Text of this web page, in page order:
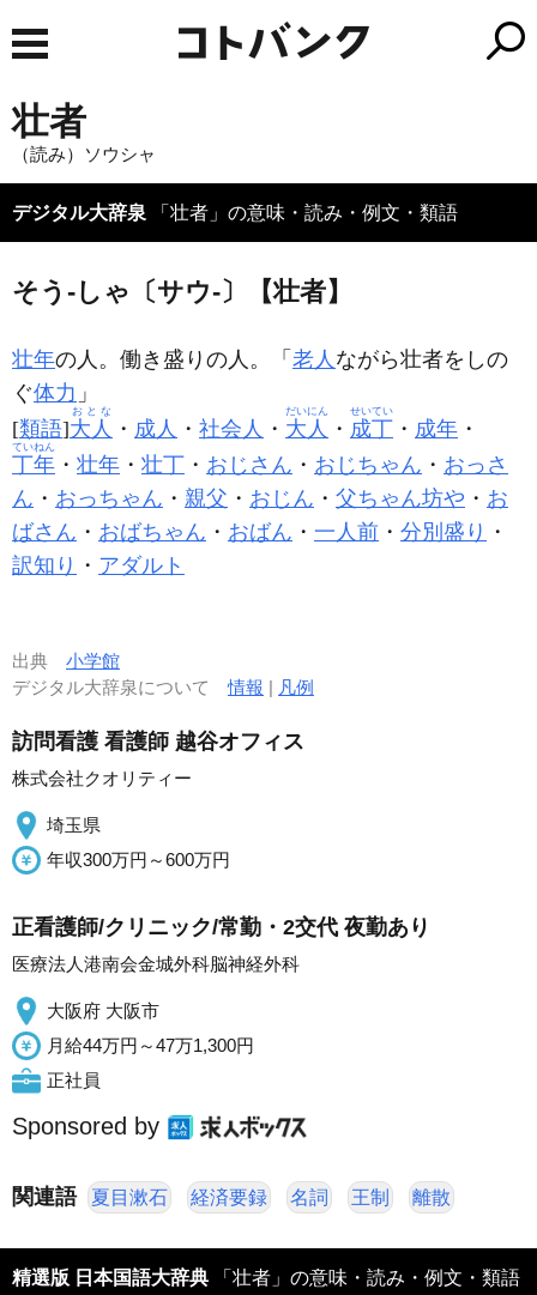
壮者
（読み）ソウシャ
デジタル大辞泉 「壮者」の意味・読み・例文・類語
そう‐しゃ〔サウ‐〕【壮者】
壮年の人。働き盛りの人。「 老人 ながら壮者をしの
ぐ体力 」
[類語]大人
おとな
・ 成人 ・ 社会人 ・ 大人
だいにん
・ 成丁
せいてい
・ 成年 ・
丁年
ていねん
・ 壮年 ・ 壮丁 ・ おじさん ・ おじちゃん ・ おっさ
ん ・ おっちゃん ・ 親父 ・ おじん ・ 父ちゃん坊や ・ お
ばさん ・ おばちゃん ・ おばん ・ 一人前 ・ 分別盛り ・
訳知り ・ アダルト
出典 小学館
デジタル大辞泉について情報 | 凡例
訪問看護 看護師 越谷オフィス
株式会社クオリティー
埼玉県
年収300万円～600万円
正看護師/クリニック/常勤・2交代 夜勤あり
医療法人港南会金城外科脳神経外科
大阪府 大阪市
月給44万円～47万1,300円
正社員
Sponsored by
関連語 夏目漱石 経済要録 名詞 王制 離散
精選版 日本国語大辞典 「壮者」の意味・読み・例文・類語